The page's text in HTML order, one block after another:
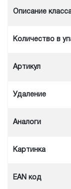
Описание
Количество в
Артикул
Удаление
Аналоги
Картинка
EAN код